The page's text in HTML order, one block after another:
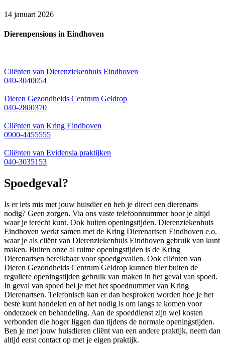
14 januari 2026
Dierenpensions in Eindhoven
Cliënten van Dierenziekenhuis Eindhoven
040-3040054
Dieren Gezondheids Centrum Geldrop
040-2800370
Cliënten van Kring Eindhoven
0900-4455555
Cliënten van Evidensia praktijken
040-3035153
Spoedgeval?
Is er iets mis met jouw huisdier en heb je direct een dierenarts
nodig? Geen zorgen. Via ons vaste telefoonnummer hoor je altijd
waar je terecht kunt. Ook buiten openingstijden. Dierenziekenhuis
Eindhoven werkt samen met de Kring Dierenartsen Eindhoven e.o.
waar je als cliënt van Dierenziekenhuis Eindhoven gebruik van kunt
maken. Buiten onze al ruime openingstijden is de Kring
Dierenartsen bereikbaar voor spoedgevallen. Ook cliënten van
Dieren Gezondheids Centrum Geldrop kunnen hier buiten de
reguliere openingstijden gebruik van maken in het geval van spoed.
In geval van spoed bel je met het spoednummer van Kring
Dierenartsen. Telefonisch kan er dan besproken worden hoe je het
beste kunt handelen en of het nodig is om langs te komen voor
onderzoek en behandeling. Aan de spoeddienst zijn wel kosten
verbonden die hoger liggen dan tijdens de normale openingstijden.
Ben je met jouw huisdieren cliënt van een andere praktijk, neem dan
altijd eerst contact op met je eigen praktijk.